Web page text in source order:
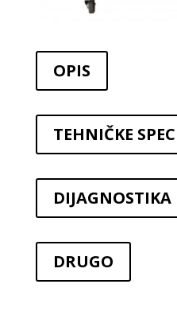
OPIS
TEHNIČKE
DIJAGNOSTIKA
DRUGO